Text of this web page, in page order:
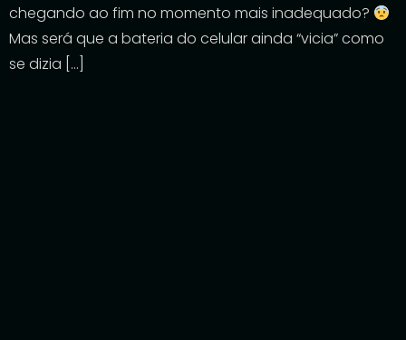
chegando ao fim no momento mais inadequado?
Mas será que a bateria do celular ainda “vicia” como
se dizia […]